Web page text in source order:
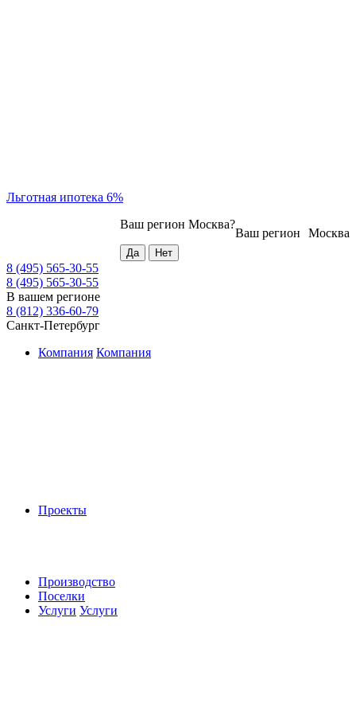
Льготная ипотека 6%
Москва
Ваш регион
Ваш регион Москва?
8 (495) 565-30-55
8 (495) 565-30-55
В вашем регионе
8 (812) 336-60-79
Санкт-Петербург
Компания Компания
Проекты
Производство
Поселки
Услуги Услуги